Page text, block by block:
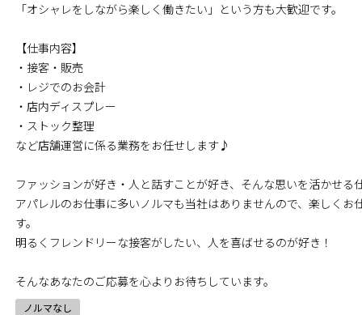
「オシャレをしながら楽しく働きたい」という方も大歓迎です。
【仕事内容】
・接客・販売
・レジでのお会計
・店内ディスプレー
・ストック整理
など店舗運営に係る業務をお任せします♪
ファッションが好き・人と話すことが好き、そんな思いを活かせる仕
アパレルのお仕事に多いノルマも当社はありませんので、楽しくお
す。
明るくフレンドリーな接客がしたい、人を喜ばせるのが好き！
そんなあなたのご応募を心よりお待ちしています。
ノルマなし